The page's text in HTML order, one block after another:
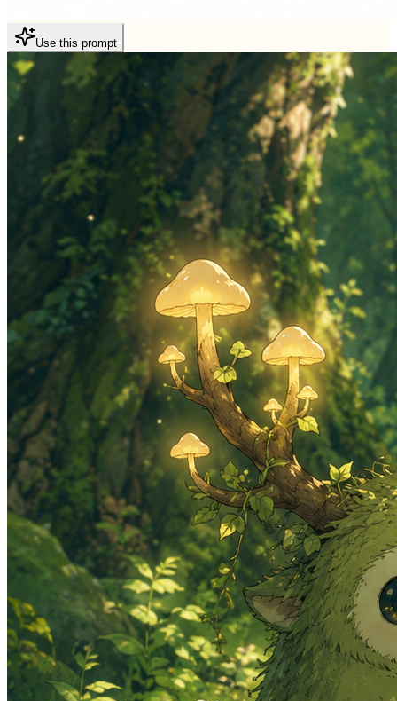
Use this prompt